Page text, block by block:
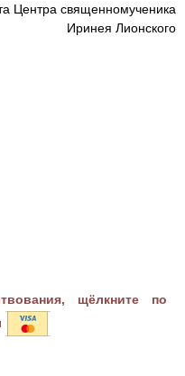
Центра священномученика
Иринея Лионского
щёлкните по